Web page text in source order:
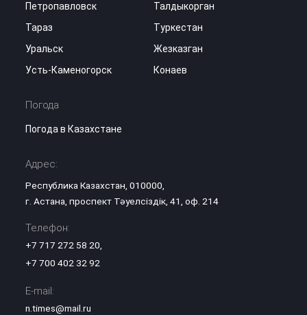
Петропавловск
Талдыкорган
Тараз
Туркестан
Уральск
Жезказган
Усть-Каменогорск
Конаев
Погода
Погода в Казахстане
Адрес:
Республика Казахстан, 010000,
г. Астана, проспект Тәуелсіздік, 41, оф. 214
Телефон:
+7 717 272 58 20,
+7 700 402 32 92
E-mail:
n.times@mail.ru